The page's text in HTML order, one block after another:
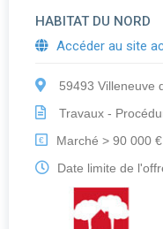
HABITAT DU NORD
Accéder au site
59493 Villeneuve
Travaux -
€
Marché > 90 000 €
Date limite de